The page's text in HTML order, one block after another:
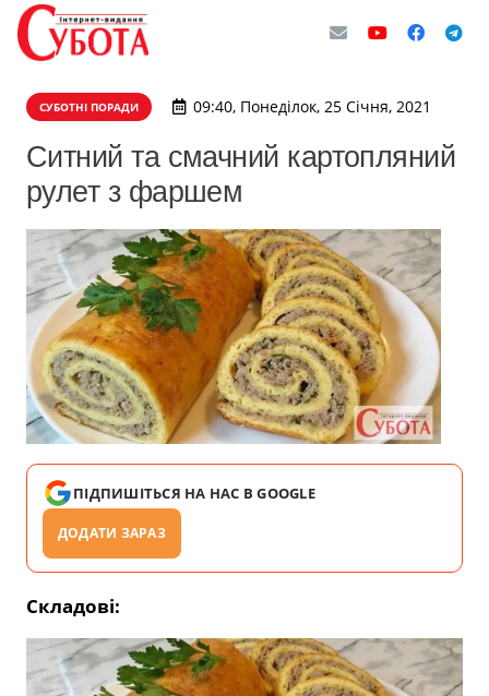
СУБОТНІ ПОРАДИ 09:40, Понеділок, 25 Січня, 2021
Ситний та смачний картопляний
рулет з фаршем
ПІДПИШІТЬСЯ НА НАС В GOOGLE
ДОДАТИ ЗАРАЗ
Складові: